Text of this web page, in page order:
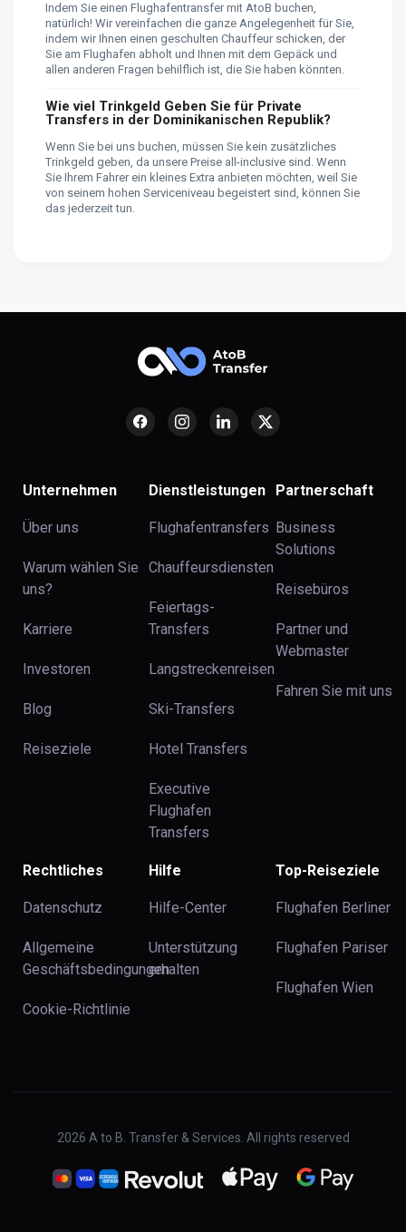
Indem Sie einen Flughafentransfer mit AtoB buchen,
natürlich! Wir vereinfachen die ganze Angelegenheit für Sie,
indem wir Ihnen einen geschulten Chauffeur schicken, der
Sie am Flughafen abholt und Ihnen mit dem Gepäck und
allen anderen Fragen behilflich ist, die Sie haben könnten.
Wie viel Trinkgeld Geben Sie für Private
Transfers in der Dominikanischen Republik?
Wenn Sie bei uns buchen, müssen Sie kein zusätzliches
Trinkgeld geben, da unsere Preise all-inclusive sind. Wenn
Sie Ihrem Fahrer ein kleines Extra anbieten möchten, weil Sie
von seinem hohen Serviceniveau begeistert sind, können Sie
das jederzeit tun.
Unternehmen
Über uns
Warum wählen Sie
uns?
Karriere
Investoren
Blog
Reiseziele
Dienstleistungen
Flughafentransfers
Chauffeursdiensten
Feiertags-
Transfers
Langstreckenreisen
Ski-Transfers
Hotel Transfers
Executive
Flughafen
Transfers
Partnerschaft
Business
Solutions
Reisebüros
Partner und
Webmaster
Fahren Sie mit uns
Rechtliches
Datenschutz
Allgemeine
Geschäftsbedingungen
Cookie-Richtlinie
Hilfe
Hilfe-Center
Unterstützung
erhalten
Top-Reiseziele
Flughafen Berliner
Flughafen Pariser
Flughafen Wien
2026 A to B. Transfer & Services. All rights reserved